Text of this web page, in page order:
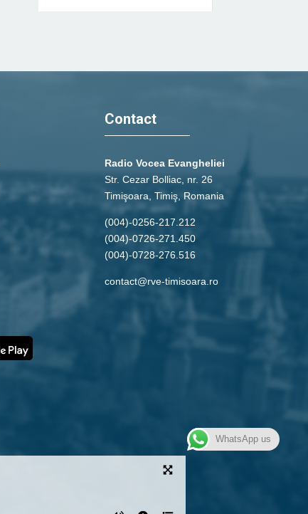
Contact
Radio Vocea Evangheliei
Str. Cezar Bolliac, nr. 26
Timişoara, Timiş, Romania
(004)-0256-217.212
(004)-0726-271.450
(004)-0728-276.516
contact@rve-timisoara.ro
WhatsApp us